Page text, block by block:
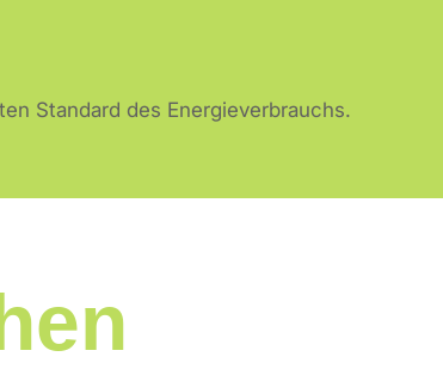
Standard des Energieverbrauchs.